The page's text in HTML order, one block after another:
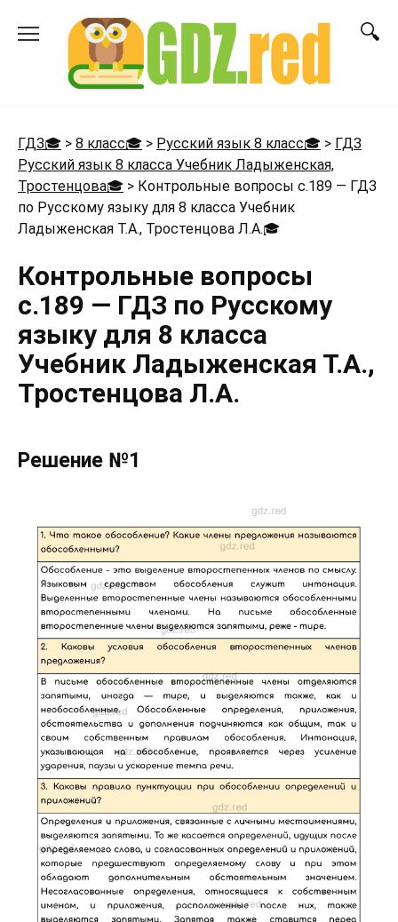
ГДЗ🎓 > 8 класс🎓 > Русский язык 8 класс🎓 > ГДЗ
Русский язык 8 класса Учебник Ладыженская,
Тростенцова🎓 > Контрольные вопросы с.189 — ГДЗ
по Русскому языку для 8 класса Учебник
Ладыженская Т.А., Тростенцова Л.А.🎓
Контрольные вопросы
с.189 — ГДЗ по Русскому
языку для 8 класса
Учебник Ладыженская Т.А.,
Тростенцова Л.А.
Решение №1